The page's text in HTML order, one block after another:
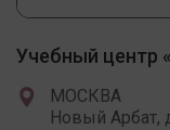
Учебный центр
МОСКВА
Новый Арбат,